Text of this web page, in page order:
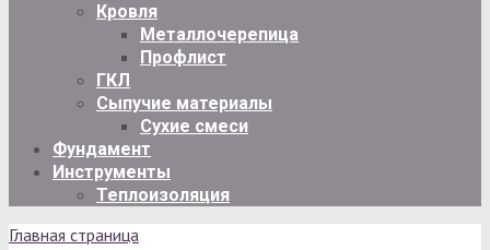
Кровля
Металлочерепица
Профлист
ГКЛ
Сыпучие материалы
Сухие смеси
Фундамент
Инструменты
Теплоизоляция
Главная страница